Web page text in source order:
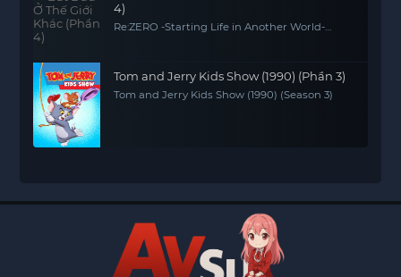
4)
Re:ZERO -Starting Life in Another World-
Tom and Jerry Kids Show (1990) (Phần 3)
Tom and Jerry Kids Show (1990) (Season 3)